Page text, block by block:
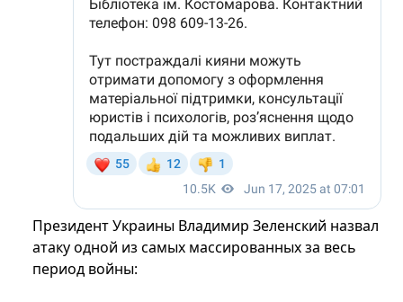
Президент Украины Владимир Зеленский назвал
атаку одной из самых массированных за весь
период войны: